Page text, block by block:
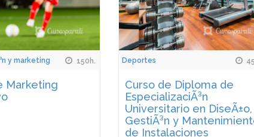
y marketing 150h.
Marketing
Deportes
Curso de Diploma de
EspecializaciÃ³n
Universitario en DiseÃ±o,
GestiÃ³n y
de Instalaciones